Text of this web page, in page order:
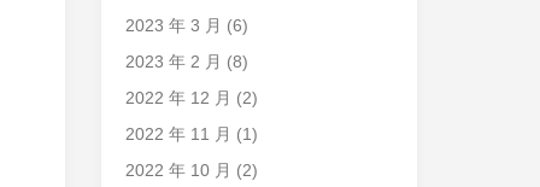
2023 年 3 月 (6)
2023 年 2 月 (8)
2022 年 12 月 (2)
2022 年 11 月 (1)
2022 年 10 月 (2)